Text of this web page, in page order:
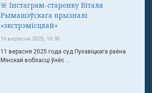
🚨 Інстаграм-старонку Віталя
Рымашэўскага прызналі
«экстрэмісцкай»
16 верасня 2025, 16:30
11 верасня 2025 года суд Пухавіцкага раёна
Мінскай вобласці ўнёс ...